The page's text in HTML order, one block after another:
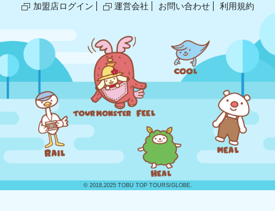
加盟店ログイン 運営会社 お問い合わせ 利用規約
© 2018,2025 TOBU TOP TOURS/GLOBE.